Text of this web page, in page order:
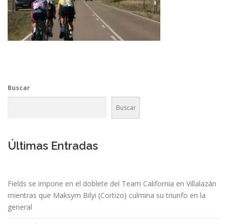
Buscar
Buscar
Últimas Entradas
Fields se impone en el doblete del Team California en Villalazán
mientras que Maksym Bilyi (Cortizo) culmina su triunfo en la
general